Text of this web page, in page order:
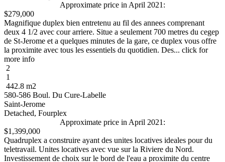
Approximate price in April 2021:
$279,000
Magnifique duplex bien entretenu au fil des annees comprenant
deux 4 1/2 avec cour arriere. Situe a seulement 700 metres du cegep
de St-Jerome et a quelques minutes de la gare, ce duplex vous offre
la proximite avec tous les essentiels du quotidien. Des... click for
more info
2
1
442.8 m2
580-586 Boul. Du Cure-Labelle
Saint-Jerome
Detached, Fourplex
Approximate price in April 2021:
$1,399,000
Quadruplex a construire ayant des unites locatives ideales pour du
teletravail. Unites locatives avec vue sur la Riviere du Nord.
Investissement de choix sur le bord de l'eau a proximite du centre